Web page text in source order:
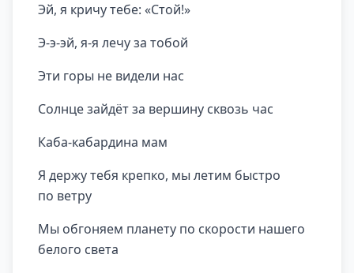
Эй, я кричу тебе: «Стой!»
Э-э-эй, я-я лечу за тобой
Эти горы не видели нас
Солнце зайдёт за вершину сквозь час
Каба-кабардина мам
Я держу тебя крепко, мы летим быстро
по ветру
Мы обгоняем планету по скорости нашего
белого света